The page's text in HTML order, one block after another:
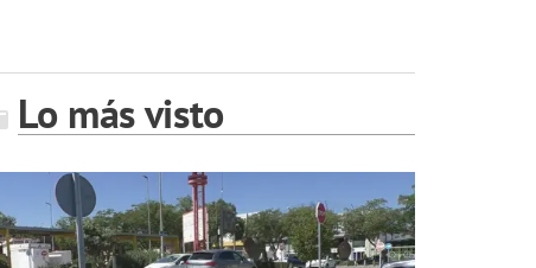
Lo más visto